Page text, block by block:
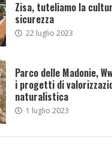
Zisa, tuteliamo la
sicurezza
22 luglio 2023
Parco delle Madonie,
i progetti di
naturalistica
1 luglio 2023